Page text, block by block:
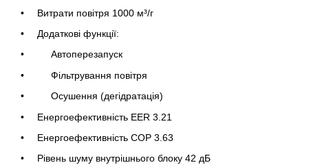
Витрати повітря 1000 м³/г
Додаткові функції:
Автоперезапуск
Фільтрування повітря
Осушення (дегідратація)
Енергоефективність EER 3.21
Енергоефективність COP 3.63
Рівень шуму внутрішнього блоку 42 дБ